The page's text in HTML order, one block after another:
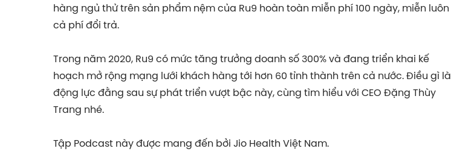
hàng ngủ thử trên sản phẩm nệm của Ru9 hoàn toàn miễn phí 100 ngày, miễn luôn
cả phí đổi trả.
Trong năm 2020, Ru9 có mức tăng trưởng doanh số 300% và đang triển khai kế
hoạch mở rộng mạng lưới khách hàng tới hơn 60 tỉnh thành trên cả nước. Điều gì là
động lực đằng sau sự phát triển vượt bậc này, cùng tìm hiểu với CEO Đặng Thùy
Trang nhé.
Tập Podcast này được mang đến bởi Jio Health Việt Nam.